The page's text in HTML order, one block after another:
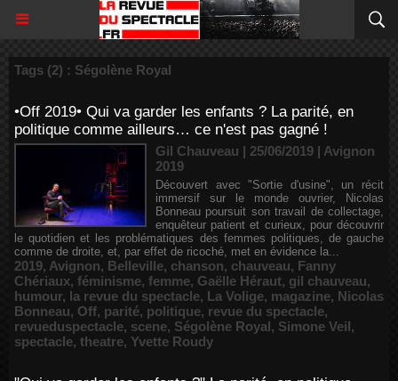
Tags (2) : Ségolène Royal
•Off 2019• Qui va garder les enfants ? La parité, en
politique comme ailleurs… ce n'est pas gagné !
Gil Chauveau | 25/06/2019 | Avignon
2019
Découvert avec "Sortie d'usine", un récit
immersif sur le monde ouvrier, Nicolas
Bonneau poursuit son travail de collectage,
enquêteur patient et curieux, pour découvrir
le quotidien et les problématiques des femmes politiques, de gauche
comme de droite, et, par effet de ricoché, met en évidence la...
2019, Avignon, Belleville, chanson, chauveau, Fanny
Chériaux, féminisme, femme, Gaëlle Héraut, gil chauveau,
humour, la revue du spectacle, La Volige, magazine, Nicolas
Bonneau, Off, parité, politique, revue du spectacle,
revueduspectacle, scene, Ségolène Royal, Simone Veil,
spectacle, theatre, Yvette Roudy